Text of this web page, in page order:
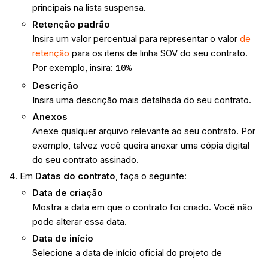
principais na lista suspensa.
Retenção padrão
Insira um valor percentual para representar o valor de
retenção para os itens de linha SOV do seu contrato.
Por exemplo, insira: 10%
Descrição
Insira uma descrição mais detalhada do seu contrato.
Anexos
Anexe qualquer arquivo relevante ao seu contrato. Por
exemplo, talvez você queira anexar uma cópia digital
do seu contrato assinado.
Em Datas do contrato, faça o seguinte:
Data de criação
Mostra a data em que o contrato foi criado. Você não
pode alterar essa data.
Data de início
Selecione a data de início oficial do projeto de